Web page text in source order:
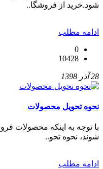
شود.خرید از فروشگا..
ادامه مطلب
0
10428
28 آذر 1398
نحوه تحویل محصولات
با توجه به اینکه محصولات
شوند، نحوه تحو..
ادامه مطلب